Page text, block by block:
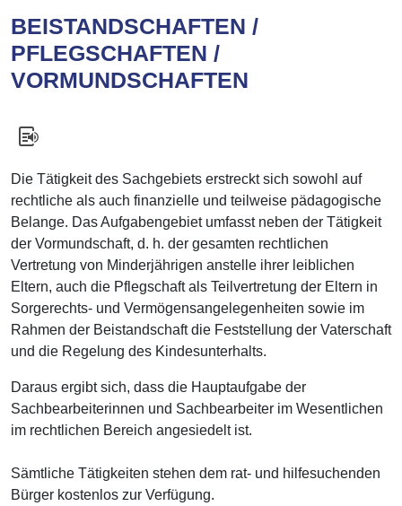
BEISTANDSCHAFTEN /
PFLEGSCHAFTEN /
VORMUNDSCHAFTEN
Die Tätigkeit des Sachgebiets erstreckt sich sowohl auf
rechtliche als auch finanzielle und teilweise pädagogische
Belange. Das Aufgabengebiet umfasst neben der Tätigkeit
der Vormundschaft, d. h. der gesamten rechtlichen
Vertretung von Minderjährigen anstelle ihrer leiblichen
Eltern, auch die Pflegschaft als Teilvertretung der Eltern in
Sorgerechts- und Vermögensangelegenheiten sowie im
Rahmen der Beistandschaft die Feststellung der Vaterschaft
und die Regelung des Kindesunterhalts.
Daraus ergibt sich, dass die Hauptaufgabe der
Sachbearbeiterinnen und Sachbearbeiter im Wesentlichen
im rechtlichen Bereich angesiedelt ist.
Sämtliche Tätigkeiten stehen dem rat- und hilfesuchenden
Bürger kostenlos zur Verfügung.